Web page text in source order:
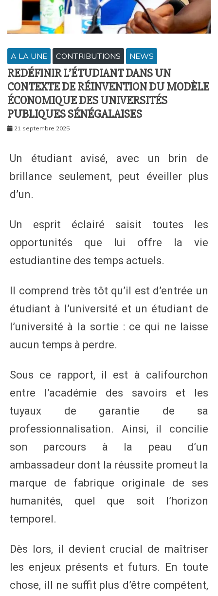
A LA UNE CONTRIBUTIONS NEWS
REDÉFINIR L’ÉTUDIANT DANS UN
CONTEXTE DE RÉINVENTION DU MODÈLE
ÉCONOMIQUE DES UNIVERSITÉS
PUBLIQUES SÉNÉGALAISES
21 septembre 2025
Un étudiant avisé, avec un brin de
brillance seulement, peut éveiller plus
d’un.
Un esprit éclairé saisit toutes les
opportunités que lui offre la vie
estudiantine des temps actuels.
Il comprend très tôt qu’il est d’entrée un
étudiant à l’université et un étudiant de
l’université à la sortie : ce qui ne laisse
aucun temps à perdre.
Sous ce rapport, il est à califourchon
entre l’académie des savoirs et les
tuyaux de garantie de sa
professionnalisation. Ainsi, il concilie
son parcours à la peau d’un
ambassadeur dont la réussite promeut la
marque de fabrique originale de ses
humanités, quel que soit l’horizon
temporel.
Dès lors, il devient crucial de maîtriser
les enjeux présents et futurs. En toute
chose, ill ne suffit plus d’être compétent,